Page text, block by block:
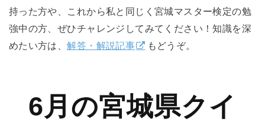
持った方や、これから私と同じく宮城マスター検定の勉
強中の方、ぜひチャレンジしてみてください！知識を深
めたい方は、解答・解説記事 もどうぞ。
6月の宮城県クイ